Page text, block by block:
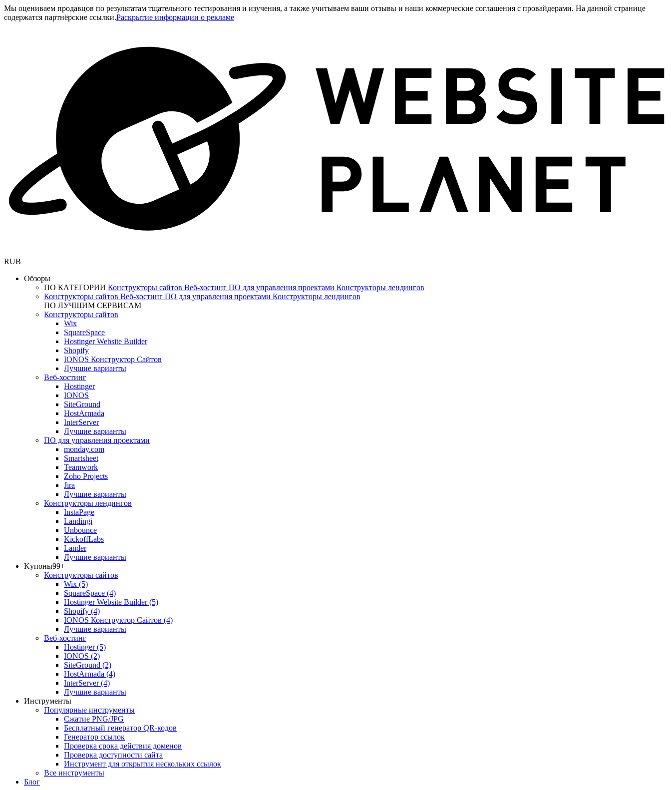
Мы оцениваем продавцов по результатам тщательного тестирования и изучения, а также учитываем ваши отзывы и наши коммерческие соглашения с провайдерами. На данной странице
содержатся партнёрские ссылки.Раскрытие информации о рекламе
RUB
Обзоры
ПО КАТЕГОРИИ Конструкторы сайтов Веб-хостинг ПО для управления проектами Конструкторы лендингов
Конструкторы сайтов Веб-хостинг ПО для управления проектами Конструкторы лендингов
ПО ЛУЧШИМ СЕРВИСАМ
Конструкторы сайтов
Wix
SquareSpace
Hostinger Website Builder
Shopify
IONOS Конструктор Сайтов
Лучшие варианты
Веб-хостинг
Hostinger
IONOS
SiteGround
HostArmada
InterServer
Лучшие варианты
ПО для управления проектами
monday.com
Smartsheet
Teamwork
Zoho Projects
Jira
Лучшие варианты
Конструкторы лендингов
InstaPage
Landingi
Unbounce
KickoffLabs
Lander
Лучшие варианты
Kупоны99+
Конструкторы сайтов
Wix (5)
SquareSpace (4)
Hostinger Website Builder(5)
Shopify (4)
IONOS Конструктор Сайтов (4)
Лучшие варианты
Веб-хостинг
Hostinger(5)
IONOS (2)
SiteGround (2)
HostArmada (4)
InterServer(4)
Лучшие варианты
Инструменты
Популярные инструменты
Сжатие PNG/JPG
Бесплатный генератор QR-кодов
Генератор ссылок
Проверка срока действия доменов
Проверка доступности сайта
Инструмент для открытия нескольких ссылок
Все инструменты
Блог